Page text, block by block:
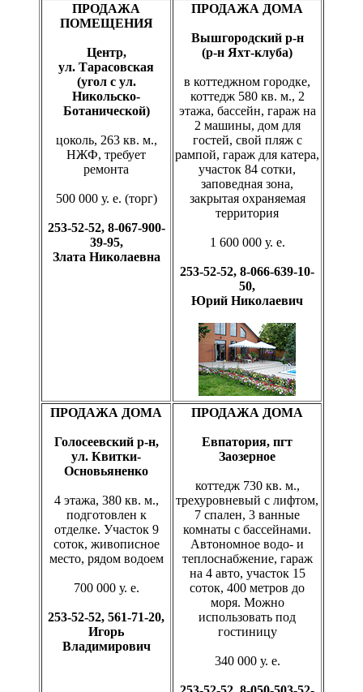
ПРОДАЖА
ПОМЕЩЕНИЯ
Центр,
ул. Тарасовская
(угол с ул.
Никольско-
Ботанической)
цоколь, 263 кв. м.,
НЖФ, требует
ремонта
500 000 у. е. (торг)
253-52-52, 8-067-900-
39-95,
Злата Николаевна
ПРОДАЖА ДОМА
Вышгородский р-н
(р-н Яхт-клуба)
в коттеджном городке,
коттедж 580 кв. м., 2
этажа, бассейн, гараж на
2 машины, дом для
гостей, свой пляж с
рампой, гараж для катера,
участок 84 сотки,
заповедная зона,
закрытая охраняемая
территория
1 600 000 у. е.
253-52-52, 8-066-639-10-
50,
Юрий Николаевич
ПРОДАЖА ДОМА
Голосеевский р-н,
ул. Квитки-
Основьяненко
4 этажа, 380 кв. м.,
подготовлен к
отделке. Участок 9
соток, живописное
место, рядом водоем
700 000 у. е.
253-52-52, 561-71-20,
Игорь
Владимирович
ПРОДАЖА ДОМА
Евпатория, пгт
Заозерное
коттедж 730 кв. м.,
трехуровневый с лифтом,
7 спален, 3 ванные
комнаты с бассейнами.
Автономное водо- и
теплоснабжение, гараж
на 4 авто, участок 15
соток, 400 метров до
моря. Можно
использовать под
гостиницу
340 000 у. е.